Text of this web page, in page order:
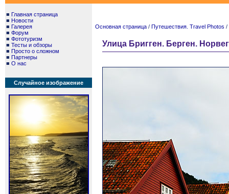
■ Главная страница
■ Новости
■ Галерея
■ Форум
■ Фототуризм
■ Тесты и обзоры
■ Просто о сложном
■ Партнеры
■ О нас
Случайное изображение
Основная страница / Путешествия. Travel Photos /
Улица Бригген. Берген.